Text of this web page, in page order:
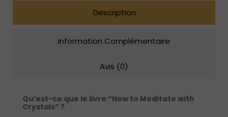
Description
Information Complémentaire
Avis (0)
Qu’est-ce que le livre “How to Meditate with
Crystals” ?